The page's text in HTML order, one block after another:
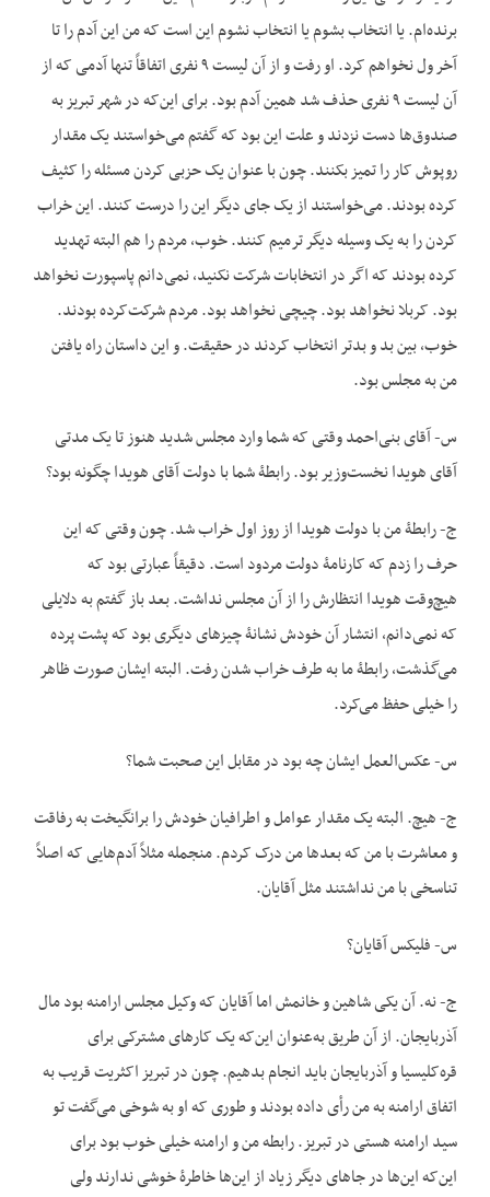
برنده‌ام. یا انتخاب بشوم یا انتخاب نشوم این است که من این آدم را تا
آخر ول نخواهم کرد. او رفت و از آن لیست ۹ نفری اتفاقاً تنها آدمی که از
آن لیست ۹ نفری حذف شد همین آدم بود. برای این‌که در شهر تبریز به
صندوق‌ها دست نزدند و علت این بود که گفتم می‌خواستند یک مقدار
روپوش کار را تمیز بکنند. چون با عنوان یک حزبی کردن مسئله را کثیف
کرده بودند. می‌خواستند از یک جای دیگر این را درست کنند. این خراب
کردن را به یک وسیله دیگر ترمیم کنند. خوب، مردم را هم البته تهدید
کرده بودند که اگر در انتخابات شرکت نکنید، نمی‌دانم پاسپورت نخواهد
بود. کربلا نخواهد بود. چی‎چی نخواهد بود. مردم شرکت‌کرده بودند.
خوب، بین بد و بدتر انتخاب کردند در حقیقت. و این داستان راه یافتن
من به مجلس بود.
س- آقای بنی‌احمد وقتی که شما وارد مجلس شدید هنوز تا یک مدتی
آقای هویدا نخست‌وزیر بود. رابطۀ شما با دولت آقای هویدا چگونه بود؟
ج- رابطۀ من با دولت هویدا از روز اول خراب شد. چون وقتی که این
حرف را زدم که کارنامۀ دولت مردود است. دقیقاً عبارتی بود که
هیچ‌وقت هویدا انتظارش را از آن مجلس نداشت. بعد باز گفتم به دلایلی
که نمی‌دانم، انتشار آن خودش نشانۀ چیزهای دیگری بود که پشت پرده
می‌گذشت، رابطۀ ما به طرف خراب شدن رفت. البته ایشان صورت ظاهر
را خیلی حفظ می‌کرد.
س- عکس‌العمل ایشان چه بود در مقابل این صحبت شما؟
ج- هیچ. البته یک مقدار عوامل و اطرافیان خودش را برانگیخت به رفاقت
و معاشرت با من که بعدها من درک کردم. من‎جمله مثلاً آدم‌هایی که اصلاً
تناسخی با من نداشتند مثل آقایان.
س- فلیکس آقایان؟
ج- نه. آن یکی شاهین و خانمش اما آقایان که وکیل مجلس ارامنه بود مال
آذربایجان. از آن طریق به‌عنوان این‌که یک کارهای مشترکی برای
قره‌کلیسیا و آذربایجان باید انجام بدهیم. چون در تبریز اکثریت قریب به
اتفاق ارامنه به من رأی داده بودند و طوری که او به شوخی می‌گفت تو
سید ارامنه هستی در تبریز. رابطه من و ارامنه خیلی خوب بود برای
این‌که این‌ها در جاهای دیگر زیاد از این‌ها خاطرۀ خوشی ندارند ولی